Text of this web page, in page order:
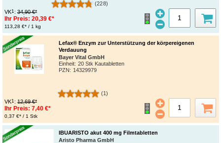
(228)
VK1 : 34,90 €*
Ihr Preis: 20,39 €*
113,28 €* / 1 kg
Lefax® Enzym zur Unterstützung der körpereigenen
Verdauung
Bayer Vital GmbH
Einheit: 20 Stk Kautabletten
PZN: 14329979
(1)
VK1 : 12,69 €*
Ihr Preis: 7,40 €*
0,37 €* / 1 Stk
IBUARISTO akut 400 mg Filmtabletten
Aristo Pharma GmbH